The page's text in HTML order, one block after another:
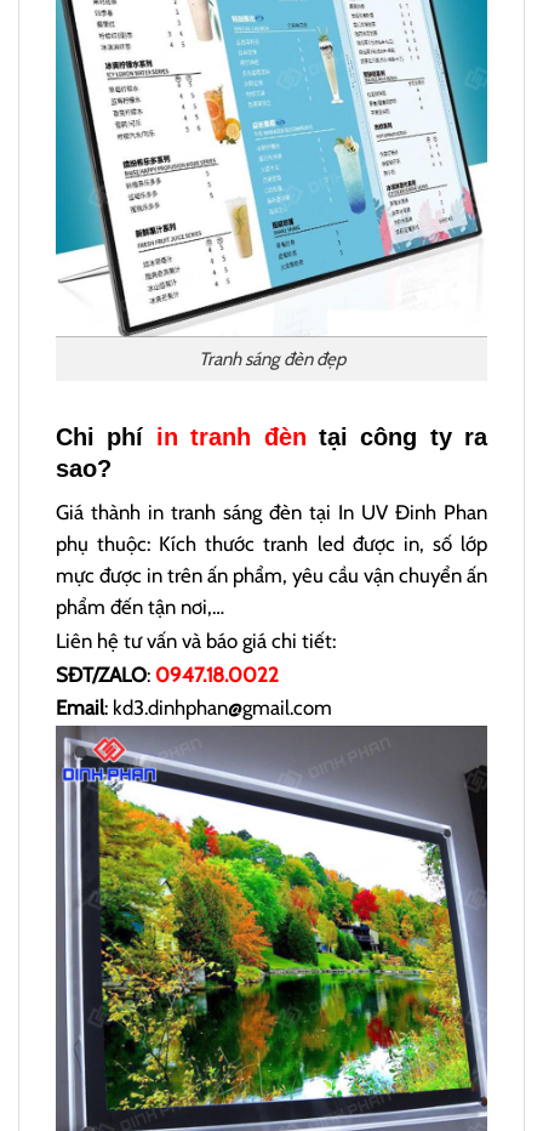
Tranh sáng đèn đẹp
Chi phí in tranh đèn tại công ty ra
sao?
Giá thành in tranh sáng đèn tại In UV Đinh Phan
phụ thuộc: Kích thước tranh led được in, số lớp
mực được in trên ấn phẩm, yêu cầu vận chuyển ấn
phẩm đến tận nơi,…
Liên hệ tư vấn và báo giá chi tiết:
SĐT/ZALO: 0947.18.0022
Email: kd3.dinhphan@gmail.com